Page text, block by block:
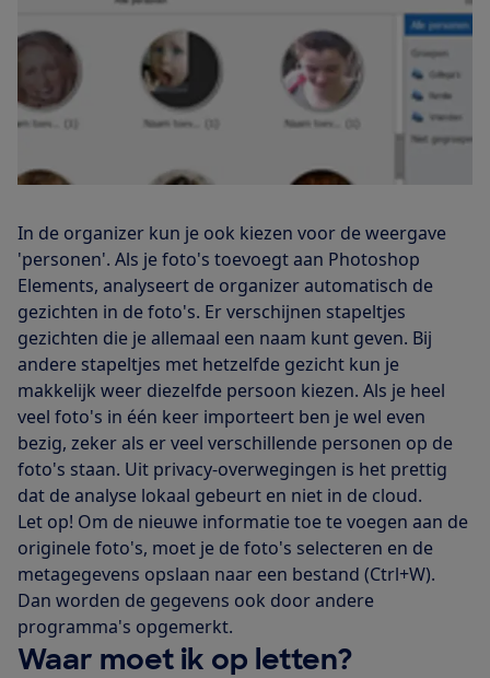
In de organizer kun je ook kiezen voor de weergave
'personen'. Als je foto's toevoegt aan Photoshop
Elements, analyseert de organizer automatisch de
gezichten in de foto's. Er verschijnen stapeltjes
gezichten die je allemaal een naam kunt geven. Bij
andere stapeltjes met hetzelfde gezicht kun je
makkelijk weer diezelfde persoon kiezen. Als je heel
veel foto's in één keer importeert ben je wel even
bezig, zeker als er veel verschillende personen op de
foto's staan. Uit privacy-overwegingen is het prettig
dat de analyse lokaal gebeurt en niet in de cloud.
Let op! Om de nieuwe informatie toe te voegen aan de
originele foto's, moet je de foto's selecteren en de
metagegevens opslaan naar een bestand (Ctrl+W).
Dan worden de gegevens ook door andere
programma's opgemerkt.
Waar moet ik op letten?